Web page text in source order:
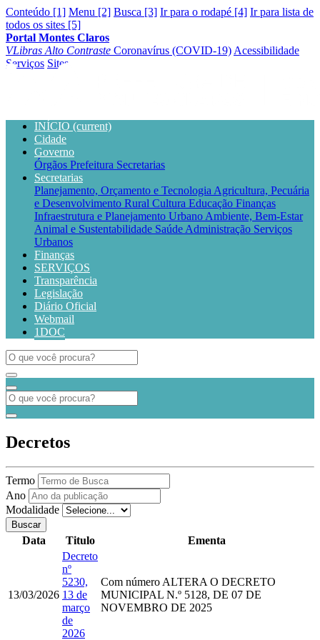
Conteúdo [1] Menu [2] Busca [3] Ir para o rodapé [4] Ir para lista de
todos os sites [5]
Portal Montes Claros
VLibras Alto Contraste Coronavírus (COVID-19) Acessibilidade
Serviços Sites
INÍCIO (current)
Cidade
Governo
Órgãos Prefeitura Secretarias
Secretarias
Planejamento, Orçamento e Tecnologia Agricultura, Pecuária
e Desenvolvimento Rural Cultura Educação Finanças
Infraestrutura e Planejamento Urbano Ambiente, Bem-Estar
Animal e Sustentabilidade Saúde Administração Serviços
Urbanos
Finanças
SERVIÇOS
Transparência
Legislação
Diário Oficial
Webmail
1DOC
Decretos
Termo
Ano
Modalidade
Buscar
Data Titulo Ementa
13/03/2026
Decreto
nº
5230,
13 de
março
de
2026
Com número ALTERA O DECRETO
MUNICIPAL N.º 5128, DE 07 DE
NOVEMBRO DE 2025